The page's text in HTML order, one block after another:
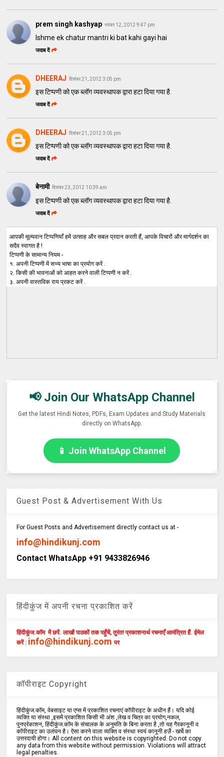
prem singh kashyap नवंबर 12, 2012 9:47 pm
Ishme ek chatur mantri ki bat kahi gayi hai
जवाब दें
DHEERAJ दिसंबर 21, 2012 3:05 pm
इस टिप्पणी को एक ब्लॉग व्यवस्थापक द्वारा हटा दिया गया है.
जवाब दें
DHEERAJ दिसंबर 21, 2012 3:05 pm
इस टिप्पणी को एक ब्लॉग व्यवस्थापक द्वारा हटा दिया गया है.
जवाब दें
बेनामी दिसंबर 23, 2012 10:39 am
इस टिप्पणी को एक ब्लॉग व्यवस्थापक द्वारा हटा दिया गया है.
जवाब दें
आपकी मूल्यवान टिप्पणियाँ हमें उत्साह और सबल प्रदान करती हैं, आपके विचारों और मार्गदर्शन का
सदैव स्वागत है !
टिप्पणी के सामान्य नियम -
१. अपनी टिप्पणी में सभ्य भाषा का प्रयोग करें .
२. किसी की भावनाओं को आहत करने वाली टिप्पणी न करें .
३. अपनी वास्तविक राय प्रकट करें .
📢 Join Our WhatsApp Channel
Get the latest Hindi Notes, PDFs, Exam Updates and Study Materials
directly on WhatsApp.
📱 Join WhatsApp Channel
Guest Post & Advertisement With Us
For Guest Posts and Advertisement directly contact us at -
info@hindikunj.com
Contact WhatsApp +91 9433826946
हिंदीकुंज में अपनी रचना प्रकाशित करें
हिंदीकुंज.कॉम में छपें. लाखों पाठकों तक पहुँचें, तुरंत! प्रकाशनार्थ रचनाएँ आमंत्रित हैं. ईमेल
करें : info@hindikunj.com पर
कॉपीराइट Copyright
हिंदीकुंज.कॉम, वेबसाइट या एप्स में प्रकाशित रचनाएं कॉपीराइट के अधीन हैं। यदि कोई
व्यक्ति या संस्था ,इसमें प्रकाशित किसी भी अंश ,लेख व चित्र का प्रयोग,नकल,
पुनर्प्रकाशन, हिंदीकुंज.कॉम के संचालक के अनुमति के बिना करता है ,तो यह गैरकानूनी व
कॉपीराइट का उलंघन है। ऐसा करने वाला व्यक्ति व संस्था स्वयं कानूनी हर्ज़े - खर्चे का
उत्तरदायी होगा। All content on this website is copyrighted. Do not copy
any data from this website without permission. Violations will attract
legal penalties.